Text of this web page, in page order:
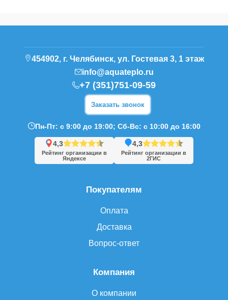
Компания
О компании
Покупателям
Оплата
Доставка
Вопрос-ответ
454902, г. Челябинск, ул. Гостевая 3, 1 этаж
info@aquateplo.ru
+7 (351)751-09-59
Заказать звонок
Пн-Пт: с 9:00 до 19:00; Сб-Вс: с 10:00 до 16:00
4,3
Рейтинг организации в
Яндексе
4,3
Рейтинг организации в
2ГИС